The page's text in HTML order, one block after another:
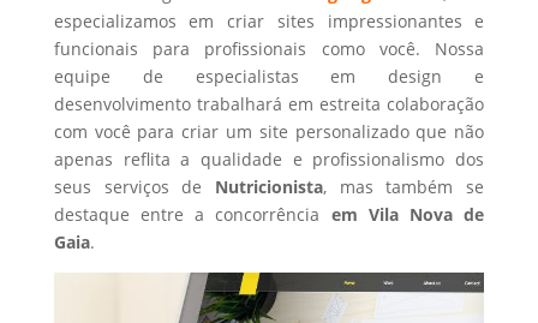
especializamos em criar sites impressionantes e
funcionais para profissionais como você. Nossa
equipe de especialistas em design e
desenvolvimento trabalhará em estreita colaboração
com você para criar um site personalizado que não
apenas reflita a qualidade e profissionalismo dos
seus serviços de Nutricionista, mas também se
destaque entre a concorrência em Vila Nova de
Gaia.